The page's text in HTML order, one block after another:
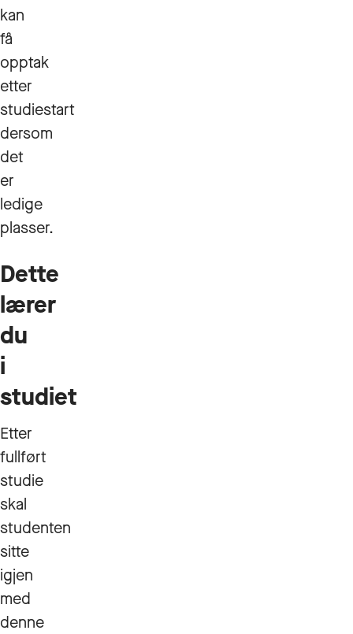
kan
få
opptak
etter
studiestart
dersom
det
er
ledige
plasser.
Dette
lærer
du
i
studiet
Etter
fullført
studie
skal
studenten
sitte
igjen
med
denne